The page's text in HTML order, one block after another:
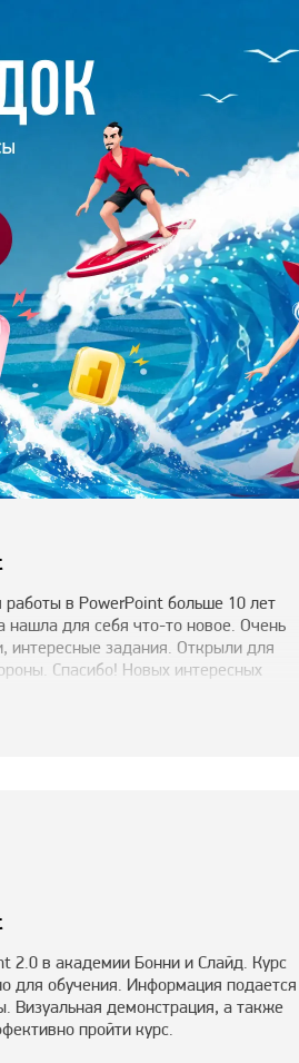
ОТЗЫВЫ СТУДЕНТОВ
в PowerPoint больше 10 лет
нашла для себя что-то новое. Очень
интересные задания. Открыли для
Спасибо! Новых интересных
2.0 в академии Бонни и Слайд. Курс
для обучения. Информация подается
Визуальная демонстрация, а также
пройти курс.